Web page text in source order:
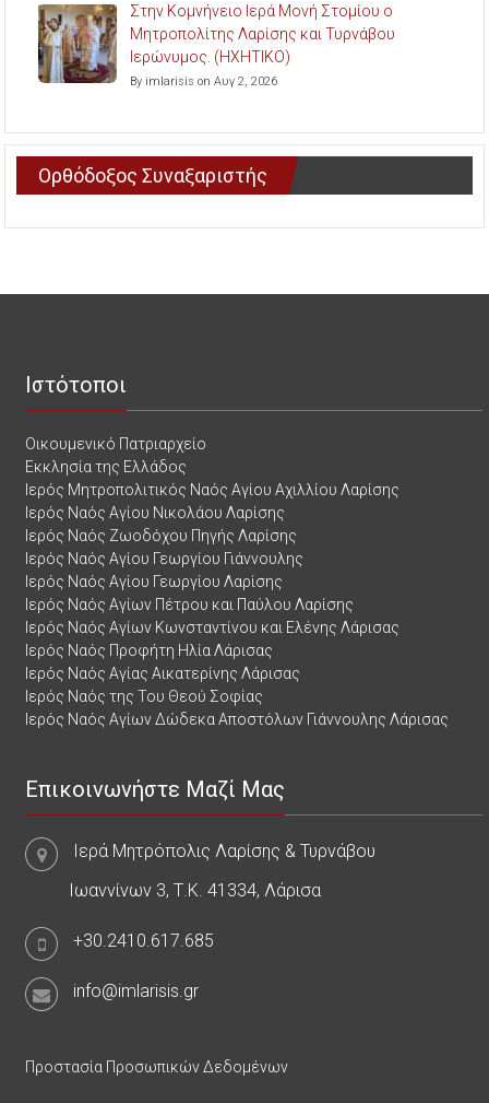
Στην Κομνήνειο Ιερά Μονή Στομίου ο
Μητροπολίτης Λαρίσης και Τυρνάβου
Ιερώνυμος. (ΗΧΗΤΙΚΟ)
By imlarisis on Αυγ 2, 2026
Ορθόδοξος Συναξαριστής
Ιστότοποι
Οικουμενικό Πατριαρχείο
Εκκλησία της Ελλάδος
Ιερός Μητροπολιτικός Ναός Αγίου Αχιλλίου Λαρίσης
Ιερός Ναός Αγίου Νικολάου Λαρίσης
Ιερός Ναός Ζωοδόχου Πηγής Λαρίσης
Ιερός Ναός Αγίου Γεωργίου Γιάννουλης
Ιερός Ναός Αγίου Γεωργίου Λαρίσης
Ιερός Ναός Αγίων Πέτρου και Παύλου Λαρίσης
Ιερός Ναός Αγίων Κωνσταντίνου και Ελένης Λάρισας
Ιερός Ναός Προφήτη Ηλία Λάρισας
Ιερός Ναός Αγίας Αικατερίνης Λάρισας
Ιερός Ναός της Του Θεού Σοφίας
Ιερός Ναός Αγίων Δώδεκα Αποστόλων Γιάννουλης Λάρισας
Επικοινωνήστε Μαζί Μας
Ιερά Μητρόπολις Λαρίσης & Τυρνάβου
Ιωαννίνων 3, Τ.Κ. 41334, Λάρισα
+30.2410.617.685
info@imlarisis.gr
Προστασία Προσωπικών Δεδομένων